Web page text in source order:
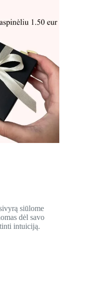
siūlome
dėl savo
intuiciją.